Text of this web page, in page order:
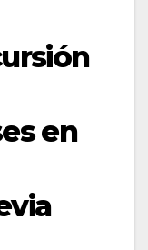
en